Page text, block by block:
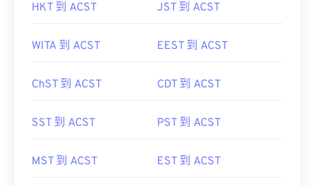
HKT 到 ACST JST 到 ACST
WITA 到 ACST EEST 到 ACST
ChST 到 ACST CDT 到 ACST
SST 到 ACST PST 到 ACST
MST 到 ACST EST 到 ACST